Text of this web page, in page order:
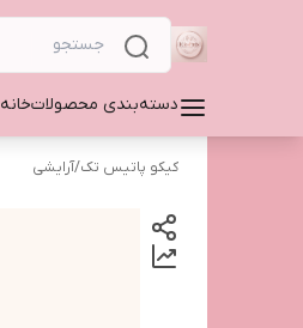
دسته‌بندی محصولاتخانه
کیکو پاتیس تک/آرایشی